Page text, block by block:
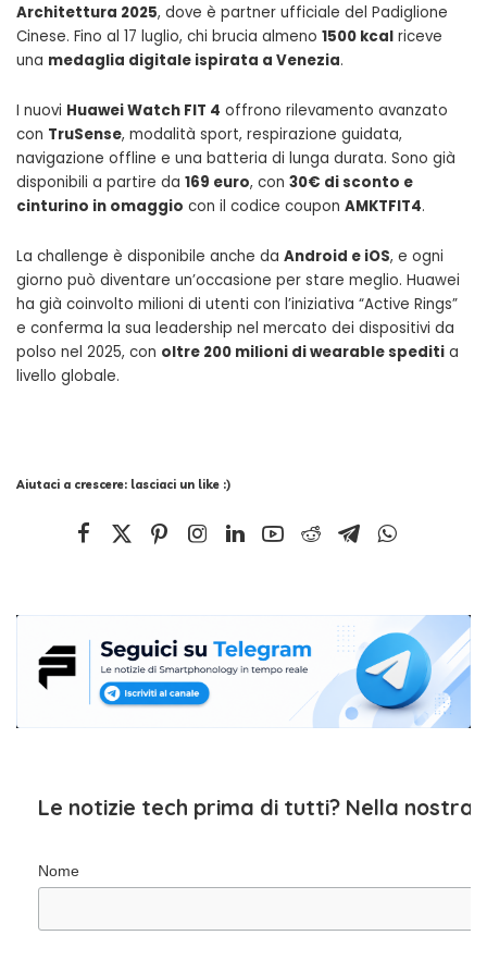
Architettura 2025, dove è partner ufficiale del Padiglione
Cinese. Fino al 17 luglio, chi brucia almeno 1500 kcal riceve
una medaglia digitale ispirata a Venezia.
I nuovi Huawei Watch FIT 4 offrono rilevamento avanzato
con TruSense, modalità sport, respirazione guidata,
navigazione offline e una batteria di lunga durata. Sono già
disponibili a partire da 169 euro, con 30€ di sconto e
cinturino in omaggio con il codice coupon AMKTFIT4.
La challenge è disponibile anche da Android e iOS, e ogni
giorno può diventare un’occasione per stare meglio. Huawei
ha già coinvolto milioni di utenti con l’iniziativa “Active Rings”
e conferma la sua leadership nel mercato dei dispositivi da
polso nel 2025, con oltre 200 milioni di wearable spediti a
livello globale.
Aiutaci a crescere: lasciaci un like :)
Le notizie tech prima di tutti? Nella nostra
Nome